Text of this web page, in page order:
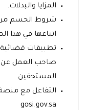
المزايا والبدلات.
شروط الحسم من
اتباعها في هذا
تطبيقات قضائية
صاحب العمل عن
المستحقين.
التفاعل مع منصة
gosi.gov.sa